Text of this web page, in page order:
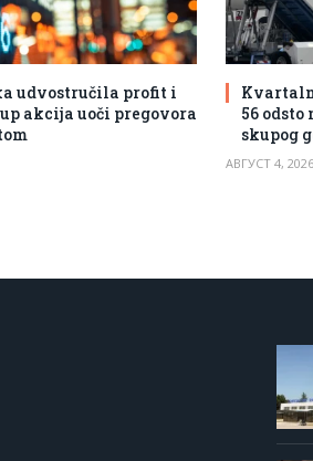
udvostručila profit i
akcija uoči pregovora
56
skupog
АВГУСТ 4, 2026